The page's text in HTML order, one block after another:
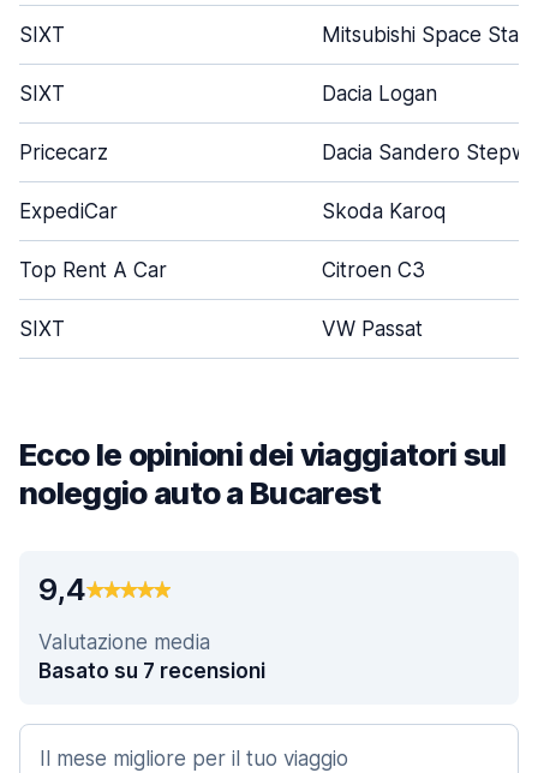
SIXT Mitsubishi Space Star
SIXT Dacia Logan
Pricecarz Dacia Sandero
ExpediCar Skoda Karoq
Top Rent A Car Citroen C3
SIXT VW Passat
Ecco le opinioni dei viaggiatori sul
noleggio auto a Bucarest
9,4
Valutazione media
Basato su 7 recensioni
Il mese migliore per il tuo viaggio